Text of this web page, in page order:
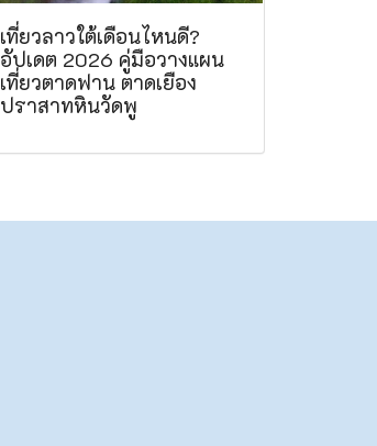
เที่ยวลาวใต้เดือนไหนดี?
อัปเดต 2026 คู่มือวางแผน
เที่ยวตาดฟาน ตาดเยือง
ปราสาทหินวัดพู